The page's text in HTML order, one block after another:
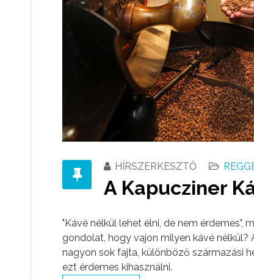
HÍRSZERKESZTŐ
A Kapucziner
"Kávé nélkül lehet élni, de nem érdemes",
gondolat, hogy vajon milyen kávé
nagyon sok fajta, különböző származási
ezt érdemes kihasználni.